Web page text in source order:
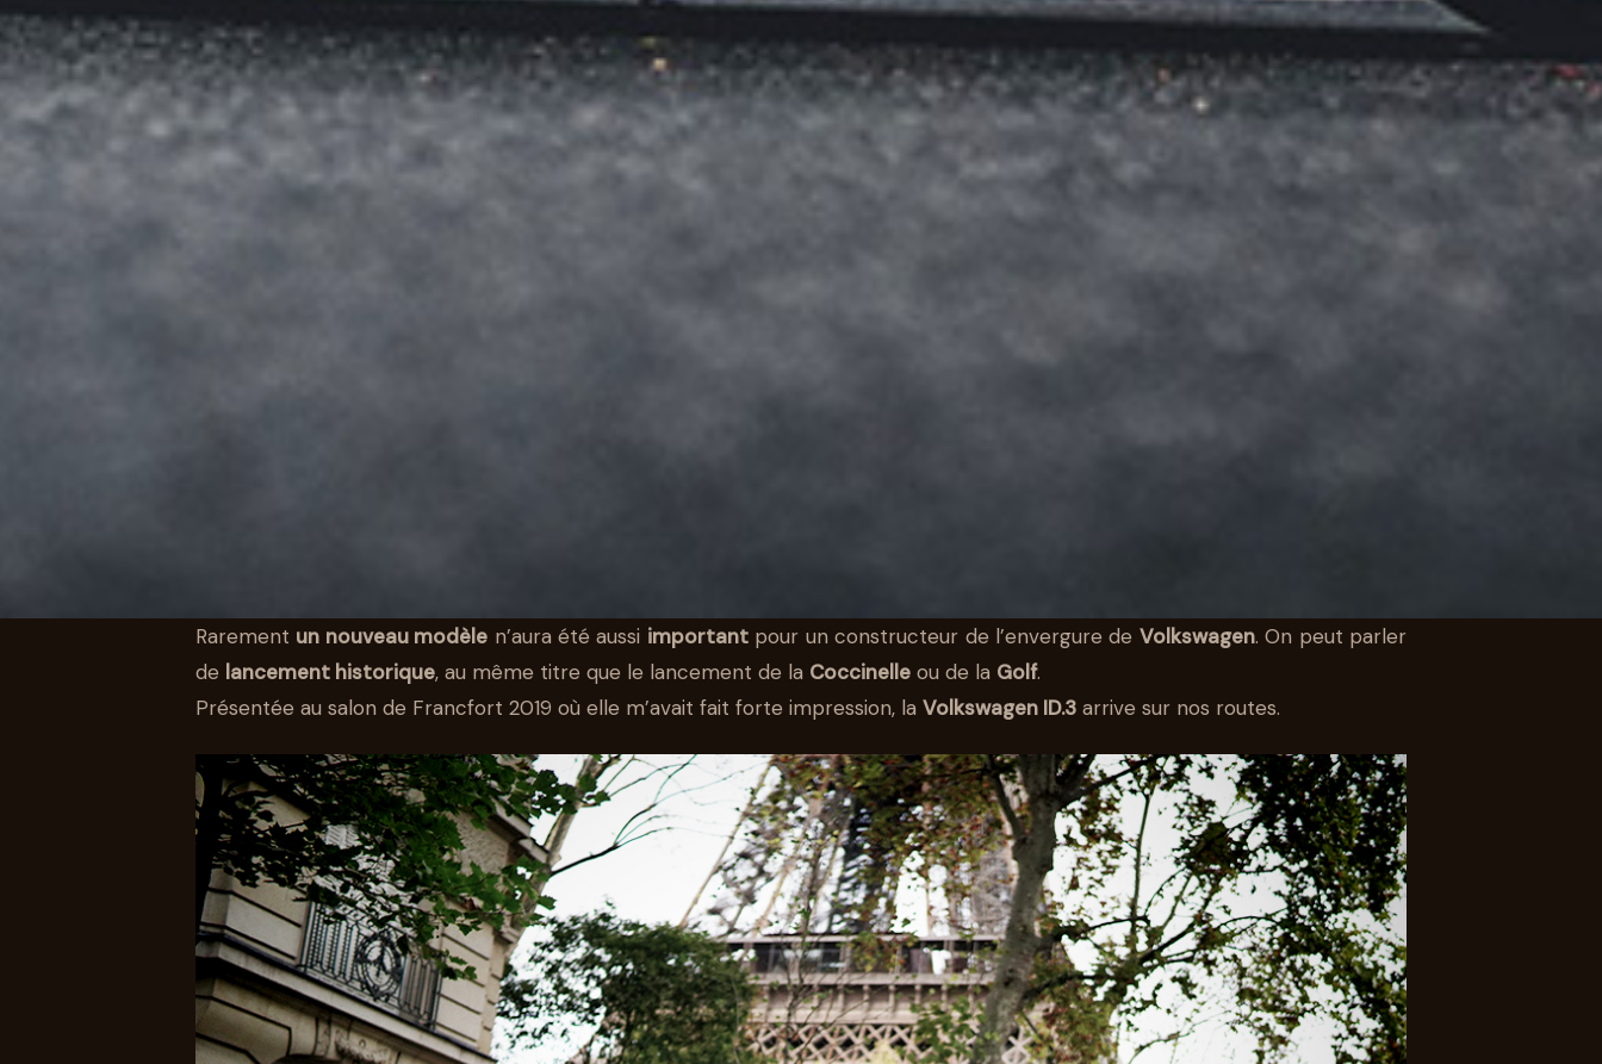
LA VOLKSWAGEN ID.3 FAIT SA
RÉVOLUTION ENTRE PARIS ET LE
PERCHE
6 MIN DE LECTURESTÉPHANE SEGURA
Rarement un nouveau modèle n’aura été aussi importantpour un constructeur de l’envergure de Volkswagen. On peut parler
de lancement historique, au même titre que le lancement de la Coccinelle ou de la Golf.
Présentée au salon de Francfort 2019 où elle m’avait fait forte impression, la Volkswagen ID.3 arrive sur nos routes.